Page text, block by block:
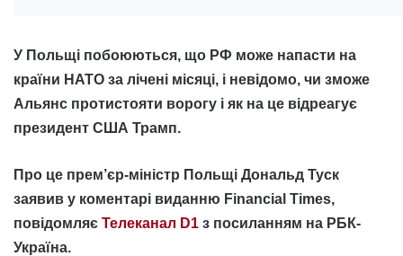
У Польщі побоюються, що РФ може напасти на
країни НАТО за лічені місяці, і невідомо, чи зможе
Альянс протистояти ворогу і як на це відреагує
президент США Трамп.
Про це прем’єр-міністр Польщі Дональд Туск
заявив у коментарі виданню Financial Times,
повідомляє Телеканал D1 з посиланням на РБК-
Україна.